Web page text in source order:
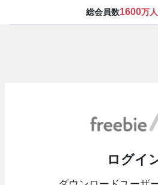
総会員数1600万人
ログイ